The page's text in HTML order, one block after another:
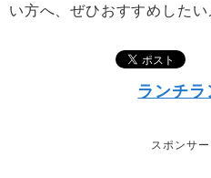
い方へ、ぜひおすすめした
ランチ
スポンサ